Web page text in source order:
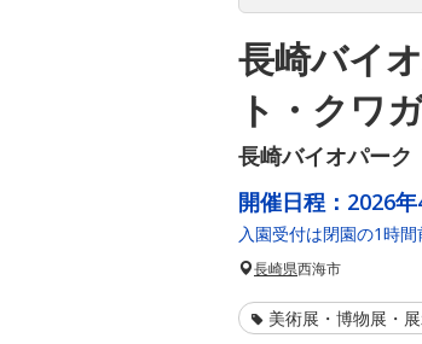
長崎バイ
ト・クワ
長崎バイオパー
開催日程： 2026
入園受付は閉園の1時
長崎県西海市
美術展・博物展・